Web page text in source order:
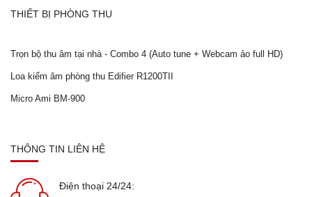
THIẾT BỊ PHÒNG THU
Trọn bộ thu âm tại nhà - Combo 4 (Auto tune + Webcam ảo full HD)
Loa kiểm âm phòng thu Edifier R1200TII
Micro Ami BM-900
THÔNG TIN LIÊN HỆ
Điện thoại 24/24: